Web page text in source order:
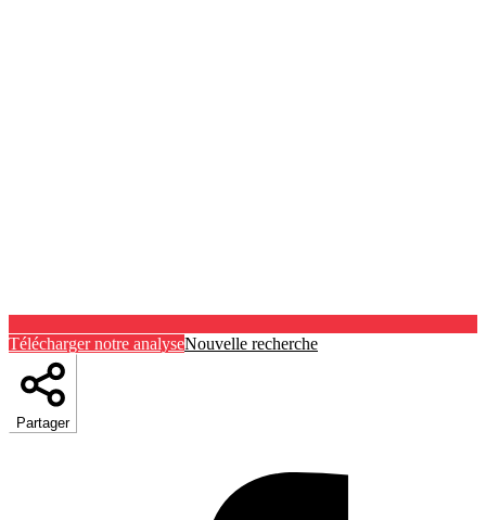
Télécharger notre analyseNouvelle recherche
Partager